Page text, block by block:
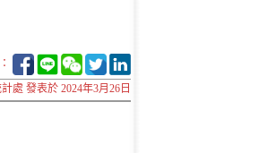
處 發表於 2024年3月26日